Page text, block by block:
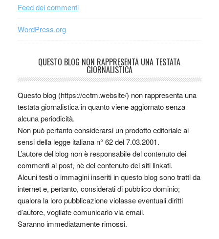
Feed dei commenti
WordPress.org
QUESTO BLOG NON RAPPRESENTA UNA TESTATA
GIORNALISTICA
Questo blog (https://cctm.website/) non rappresenta una
testata giornalistica in quanto viene aggiornato senza
alcuna periodicità.
Non può pertanto considerarsi un prodotto editoriale ai
sensi della legge italiana n° 62 del 7.03.2001.
L’autore del blog non è responsabile del contenuto dei
commenti ai post, nè del contenuto dei siti linkati.
Alcuni testi o immagini inseriti in questo blog sono tratti da
internet e, pertanto, considerati di pubblico dominio;
qualora la loro pubblicazione violasse eventuali diritti
d’autore, vogliate comunicarlo via email.
Saranno immediatamente rimossi.